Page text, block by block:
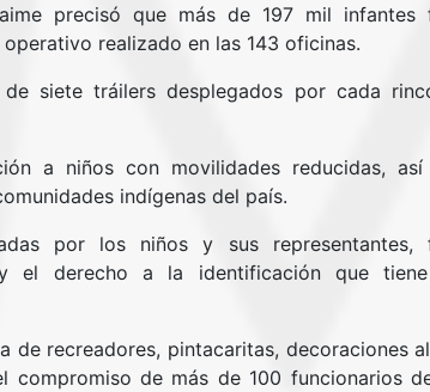
precisó que más de 197 mil infantes
realizado en las 143 oficinas.
siete tráilers desplegados por cada
a niños con movilidades reducidas, así
indígenas del país.
por los niños y sus representantes,
el derecho a la identificación que
de recreadores, pintacaritas, decoraciones
de más de 100 funcionarios